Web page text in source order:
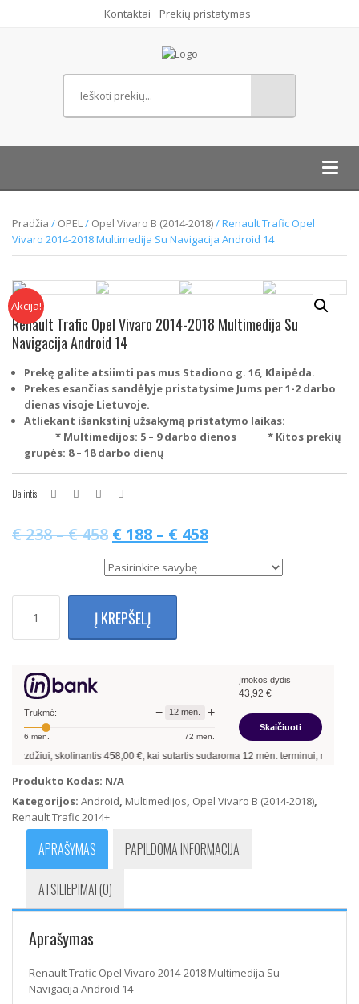
Kontaktai Prekių pristatymas
Pradžia / OPEL / Opel Vivaro B (2014-2018)/ Renault Trafic Opel
Vivaro 2014-2018 Multimedija Su Navigacija Android 14
Akcija!
Renault Trafic Opel Vivaro 2014-2018 Multimedija Su
Navigacija Android 14
Prekę galite atsiimti pas mus Stadiono g. 16, Klaipėda.
Prekes esančias sandėlyje pristatysime Jums per 1-2 darbo
dienas visoje Lietuvoje.
Atliekant išankstinį užsakymą pristatymo laikas:
* Multimedijos: 5 – 9 darbo dienos * Kitos prekių
grupės: 8 – 18 darbo dienų
Dalintis:
€238–€458 € 188 – € 458
kiekis:
Vivaro
2014-
2018
Multimedija
Navigacija
Android
14
Į KREPŠELĮ
Trukmė: − 12 mėn. +
6 mėn. 72 mėn.
Įmokos dydis
43,92 €
Skaičiuoti
skolinantis 458,00€, kai sutartis sudaroma12mėn. terminui, metinė palūkanų
Produkto Kodas: N/A
Kategorijos: Android Multimedijos Opel Vivaro B (2014-2018)
Renault Trafic 2014+
APRAŠYMAS PAPILDOMA INFORMACIJA
ATSILIEPIMAI (0)
Aprašymas
Renault Trafic Opel Vivaro 2014-2018 Multimedija Su
Navigacija Android 14